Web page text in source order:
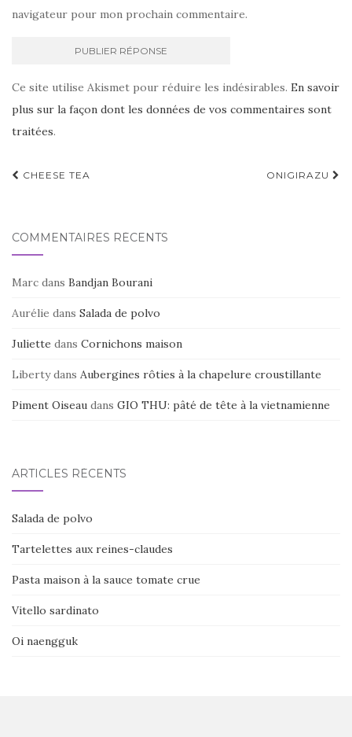
navigateur pour mon prochain commentaire.
Ce site utilise Akismet pour réduire les indésirables. En savoir
plus sur la façon dont les données de vos commentaires sont
traitées.
Navigation
CHEESE TEA ONIGIRAZU
COMMENTAIRES RÉCENTS
Marc dans Bandjan Bourani
Aurélie dans Salada de polvo
Juliette dans Cornichons maison
Libertydans Aubergines rôties à la chapelure croustillante
Piment Oiseau dans GIO THU: pâté de tête à la vietnamienne
ARTICLES RÉCENTS
Salada de polvo
Tartelettes aux reines-claudes
Pasta maison à la sauce tomate crue
Vitello sardinato
Oi naengguk